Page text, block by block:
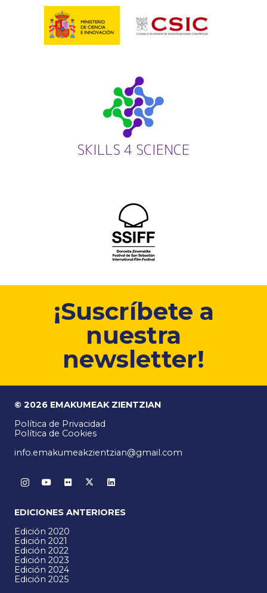
¡Suscríbete a
nuestra
newsletter!
© 2026 EMAKUMEAK ZIENTZIAN
Política de Privacidad
Política de Cookies
info.emakumeakzientzian@gmail.com
EDICIONES ANTERIORES
Edición 2020
Edición 2021
Edición 2022
Edición 2023
Edición 2024
Edición 2025